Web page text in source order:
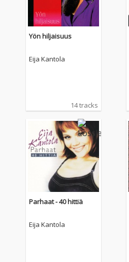
Yön hiljaisuus
Eija Kantola
14 tracks
Parhaat - 40 hittiä
Eija Kantola